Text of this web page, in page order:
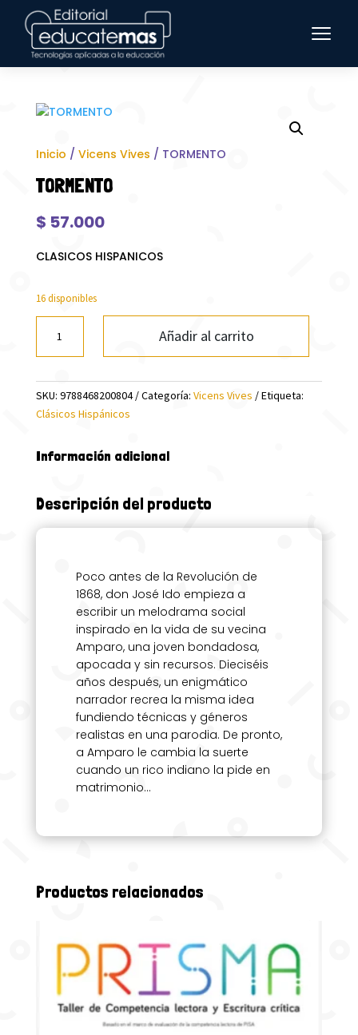
Inicio / Vicens Vives / TORMENTO
TORMENTO
$ 57.000
CLASICOS HISPANICOS
16 disponibles
cantidad
Añadir al carrito
SKU: 9788468200804 Categoría: Vicens Vives
Etiqueta:
Clásicos Hispánicos
Información adicional
Descripción del producto
Poco antes de la Revolución de
1868, don José Ido empieza a
escribir un melodrama social
inspirado en la vida de su vecina
Amparo, una joven bondadosa,
apocada y sin recursos. Dieciséis
años después, un enigmático
narrador recrea la misma idea
fundiendo técnicas y géneros
realistas en una parodia. De pronto,
a Amparo le cambia la suerte
cuando un rico indiano la pide en
matrimonio…
Productos relacionados